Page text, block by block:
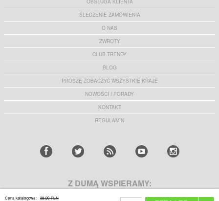
Cena katalogowa: 38,90 PLN
OBSŁUGA KLIENTA
ŚLEDZENIE ZAMÓWIENIA
O NAS
ZWROTY
CLUB TRENDY
BLOG
PROSZĘ ZOBACZYĆ WSZYSTKIE KRAJE
NOWOŚCI I PORADY
KONTAKT
REGULAMIN
Z DUMĄ WSPIERAMY: